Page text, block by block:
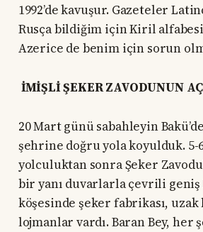
1992’de kavuşur. Gazeteler
Rusça bildiğim için Kiril
Azerice de benim için sorun
İMİŞLİ ŞEKER ZAVODUNUN
20 Mart günü sabahleyin
şehrine doğru yola koyulduk.
yolculuktan sonra Şeker
bir yanı duvarlarla çevrili
köşesinde şeker fabrikası,
lojmanlar vardı. Baran Bey, her